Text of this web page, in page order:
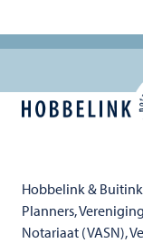
Hobbelink &
Planners,
Notariaat (VASN),